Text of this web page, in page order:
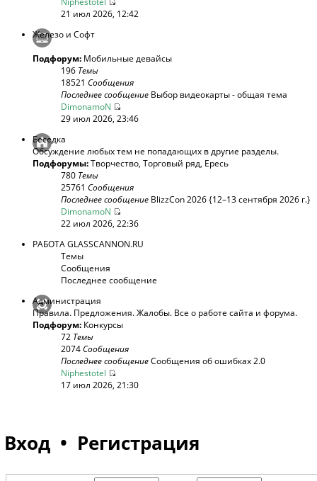
21 июл 2026, 12:42
Железо и Софт
Подфорум: Мобильные девайсы
196 Темы
18521 Сообщения
Последнее сообщение Выбор видеокарты - общая тема
DimonamoN
29 июл 2026, 23:46
Беседка
Обсуждение любых тем не попадающих в другие разделы.
Подфорумы:Творчество, Торговый ряд, Ересь
780 Темы
25761 Сообщения
Последнее сообщение BlizzCon 2026 {12–13 сентября 2026 г.}
DimonamoN
22 июл 2026, 22:36
РАБОТА GLASSCANNON.RU
Темы
Сообщения
Последнее сообщение
Администрация
Правила. Предложения. Жалобы. Все о работе сайта и форума.
Подфорум: Конкурсы
72 Темы
2074Сообщения
Последнее сообщениеСообщения об ошибках 2.0
Niphestotel
17 июл 2026, 21:30
Вход • Регистрация